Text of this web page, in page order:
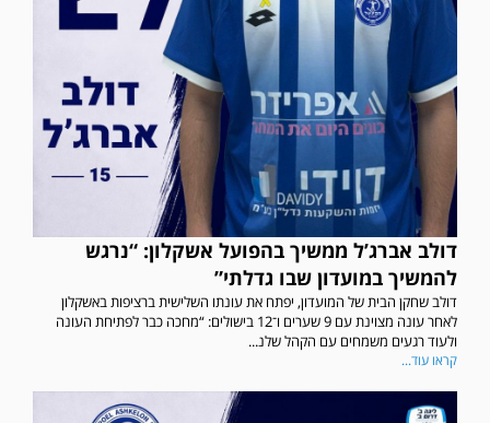
דולב אברג’ל ממשיך בהפועל אשקלון: “נרגש
להמשיך במועדון שבו גדלתי”
דולב שחקן הבית של המועדון, יפתח את עונתו השלישית ברציפות באשקלון
לאחר עונה מצוינת עם 9 שערים ו־12 בישולים: “מחכה כבר לפתיחת העונה
ולעוד רגעים משמחים עם הקהל שלנ...
קראו עוד...